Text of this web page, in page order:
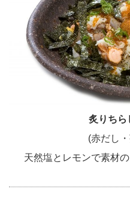
炙りち
(赤だし
天然塩とレモンで素材